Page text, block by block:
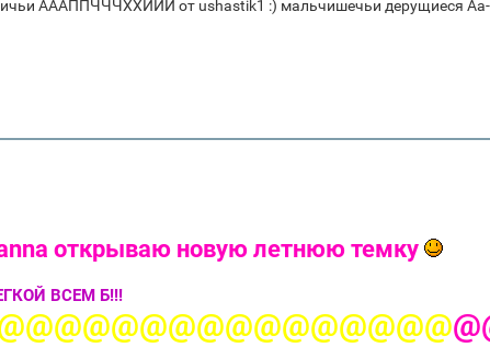
АААППЧЧЧХХИИИ от ushastik1 :) мальчишечьи дерущиеся Аа-
открываю новую летнюю темку
ВСЕМ Б!!!